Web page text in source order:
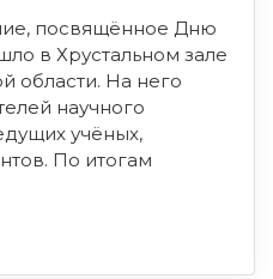
посвящённое Дню
в Хрустальном зале
области. На него
научного
учёных,
По итогам